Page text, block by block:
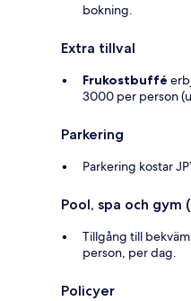
bokning.
Extra tillval
Frukostbuffé
3000 per person
Parkering
Parkering kostar
Pool, spa och
Tillgång till
person, per dag.
Policyer